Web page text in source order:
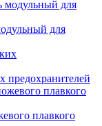
для
предохранителей
плавкого